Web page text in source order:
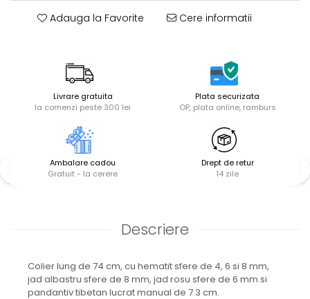
Adauga la Favorite Cere informatii
Livrare gratuita
la comenzi peste 300 lei
Plata securizata
OP, plata online, ramburs
Ambalare cadou
Gratuit - la cerere
Drept de retur
14 zile
Descriere
Colier lung de 74 cm, cu hematit sfere de 4, 6 si 8 mm,
jad albastru sfere de 8 mm, jad rosu sfere de 6 mm si
pandantiv tibetan lucrat manual de 7.3 cm.